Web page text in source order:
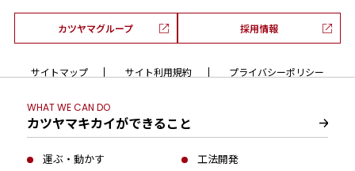
カツヤマグループ 採用情報
サイトマップ サイト利用規約 プライバシーポリシー
WHAT WE CAN DO
カツヤマキカイができること
運ぶ・動かす
工法開発